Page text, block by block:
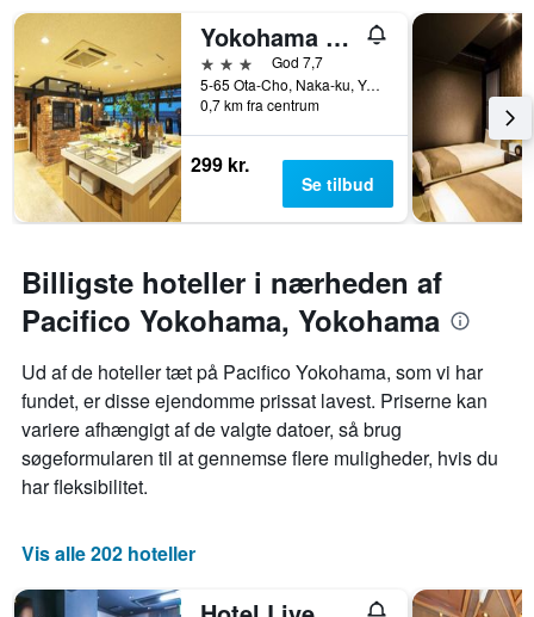
Yokohama Heiwa Plaza Hotel
3 stjernerGod 7,7
5-65 Ota-Cho, Naka-ku, Yokohama, Japan
0,7 km fra centrum
299 kr.
Se tilbud
Billigste hoteller i nærheden af
Pacifico Yokohama, Yokohama
Ud af de hoteller tæt på Pacifico Yokohama, som vi har
fundet, er disse ejendomme prissat lavest. Priserne kan
variere afhængigt af de valgte datoer, så brug
søgeformularen til at gennemse flere muligheder, hvis du
har fleksibilitet.
Vis alle 202 hoteller